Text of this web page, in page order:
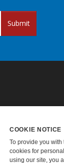
Submit
Pricing
Paid Support
COOKIE NOTICE
To provide you
cookies for
using our site, you